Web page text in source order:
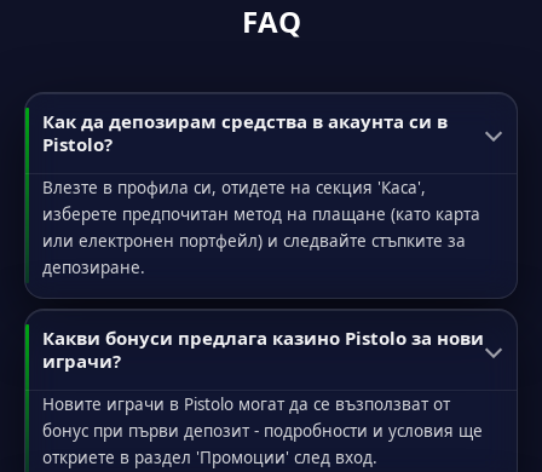
FAQ
Как да депозирам средства в акаунта си в
Pistolo?
Влезте в профила си, отидете на секция 'Каса',
изберете предпочитан метод на плащане (като карта
или електронен портфейл) и следвайте стъпките за
депозиране.
Какви бонуси предлага казино Pistolo за нови
играчи?
Новите играчи в Pistolo могат да се възползват от
бонус при първи депозит - подробности и условия ще
откриете в раздел 'Промоции' след вход.